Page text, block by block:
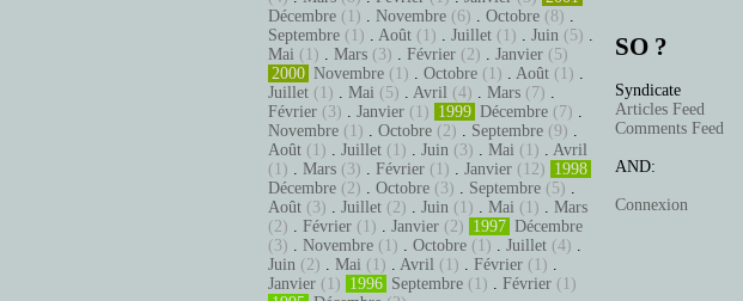
Décembre (1) . Novembre (6) . Octobre (8) .
Septembre (1) . Août (1) . Juillet (1) . Juin (5) .
Mai (1) . Mars (3) . Février (2) . Janvier (5)
2000 Novembre (1) . Octobre (1) . Août (1) .
Juillet (1) . Mai (5) . Avril (4) . Mars (7) .
Février (3) . Janvier (1) 1999 Décembre (7) .
Novembre (1) . Octobre (2) . Septembre (9) .
Août (1) . Juillet (1) . Juin (3) . Mai (1) . Avril
(1) . Mars (3) . Février (1) . Janvier (12) 1998
Décembre (2) . Octobre (3) . Septembre (5) .
Août (3) . Juillet (2) . Juin (1) . Mai (1) . Mars
(2) . Février (1) . Janvier (2) 1997 Décembre
(3) . Novembre (1) . Octobre (1) . Juillet (4) .
Juin (2) . Mai (1) . Avril (1) . Février (1) .
Janvier (1) 1996 Septembre (1) . Février (1)
SO ?
Syndicate
Articles Feed
Comments Feed
AND:
Connexion